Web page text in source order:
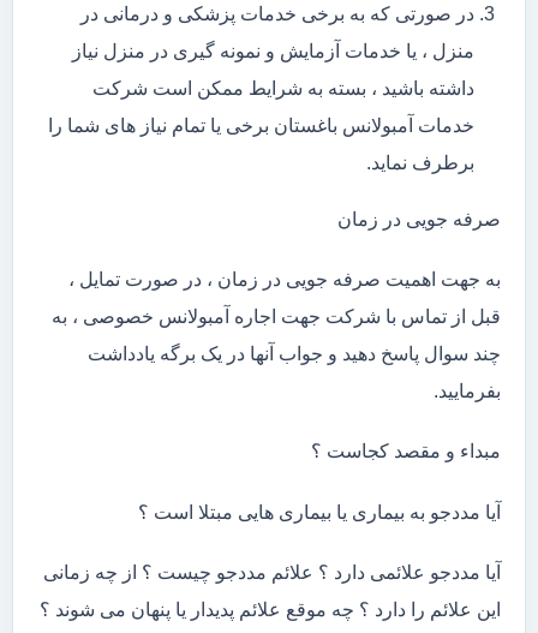
در صورتی که به برخی خدمات پزشکی و درمانی در
منزل ، یا خدمات آزمایش و نمونه گیری در منزل نیاز
داشته باشید ، بسته به شرایط ممکن است شرکت
خدمات آمبولانس باغستان برخی یا تمام نیاز های شما را
برطرف نماید.
صرفه جویی در زمان
به جهت اهمیت صرفه جویی در زمان ، در صورت تمایل ،
قبل از تماس با شرکت جهت اجاره آمبولانس خصوصی ، به
چند سوال پاسخ دهید و جواب آنها در یک برگه یادداشت
بفرمایید.
مبداء و مقصد کجاست ؟
آیا مددجو به بیماری یا بیماری هایی مبتلا است ؟
آیا مددجو علائمی دارد ؟ علائم مددجو چیست ؟ از چه زمانی
این علائم را دارد ؟ چه موقع علائم پدیدار یا پنهان می شوند ؟